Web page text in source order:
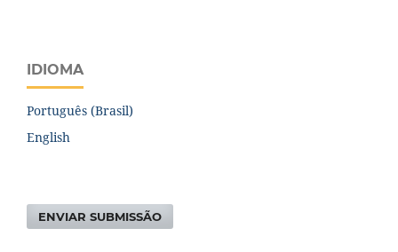
IDIOMA
Português (Brasil)
English
ENVIAR SUBMISSÃO